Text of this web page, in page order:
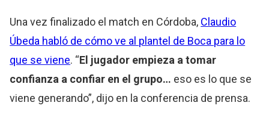
Una vez finalizado el match en Córdoba, Claudio
Úbeda habló de cómo ve al plantel de Boca para lo
que se viene. “El jugador empieza a tomar
confianza a confiar en el grupo… eso es lo que se
viene generando”, dijo en la conferencia de prensa.